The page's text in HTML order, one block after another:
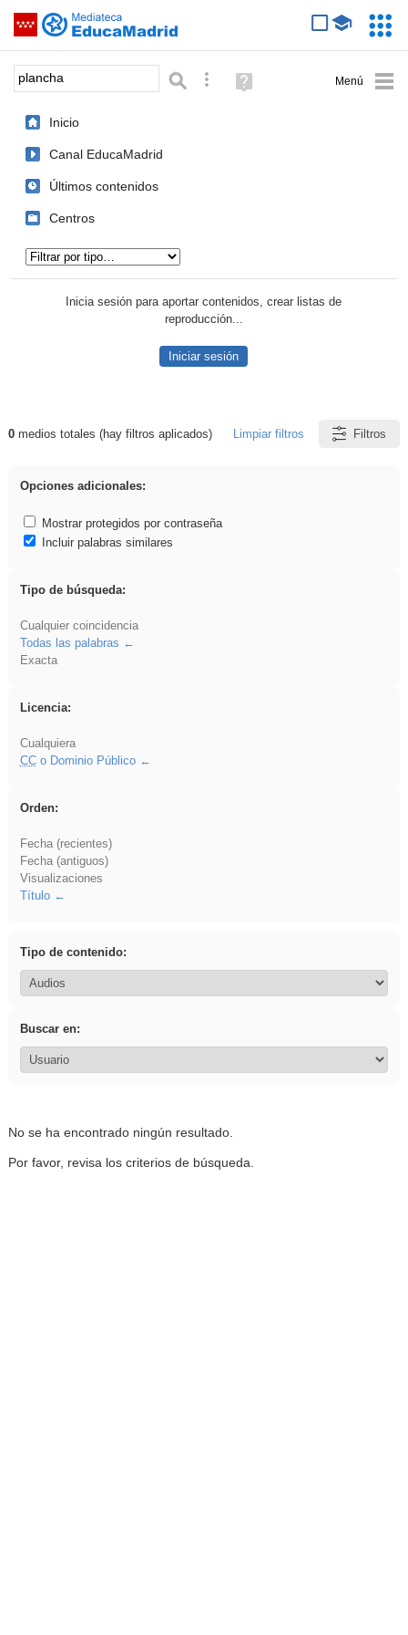
Saltar navegación
Palabra o frase: Búsqueda avanzada
Ayuda
(en
Inicio
Canal EducaMadrid
Últimos contenidos
Centros
Inicia sesión para aportar contenidos, crear listas de
reproducción...
Iniciar sesión
Resultados de: plancha
0medios totales (hay filtros aplicados) Limpiar filtros Filtros
Opciones adicionales:
Mostrar protegidos por contraseña
Incluir palabras similares
Tipo de búsqueda:
Cualquier coincidencia
Todas las palabras
Exacta
Licencia:
Cualquiera
CCo Dominio Público
Orden:
Fecha (recientes)
Fecha (antiguos)
Visualizaciones
Título
Tipo de contenido:
Buscar en:
No se ha encontrado ningún resultado.
Por favor, revisa los criterios de búsqueda.